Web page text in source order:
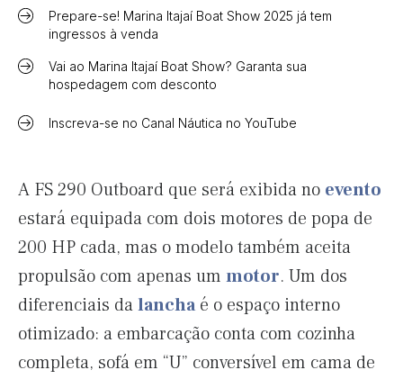
Prepare-se! Marina Itajaí Boat Show 2025 já tem
ingressos à venda
Vai ao Marina Itajaí Boat Show? Garanta sua
hospedagem com desconto
Inscreva-se no Canal Náutica no YouTube
A FS 290 Outboard que será exibida no evento
estará equipada com dois motores de popa de
200 HP cada, mas o modelo também aceita
propulsão com apenas um motor. Um dos
diferenciais dalancha é o espaço interno
otimizado: a embarcação conta com cozinha
completa, sofá em “U” conversível em cama de